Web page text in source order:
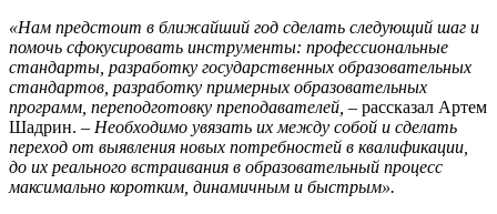
«Нам предстоит в ближайший год сделать следующий шаг и
помочь сфокусировать инструменты: профессиональные
стандарты, разработку государственных образовательных
стандартов, разработку примерных образовательных
программ, переподготовку преподавателей, – рассказал Артем
Шадрин. – Необходимо увязать их между собой и сделать
переход от выявления новых потребностей в квалификации,
до их реального встраивания в образовательный процесс
максимально коротким, динамичным и быстрым».